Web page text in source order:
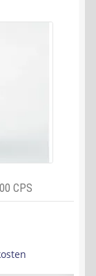
CPS